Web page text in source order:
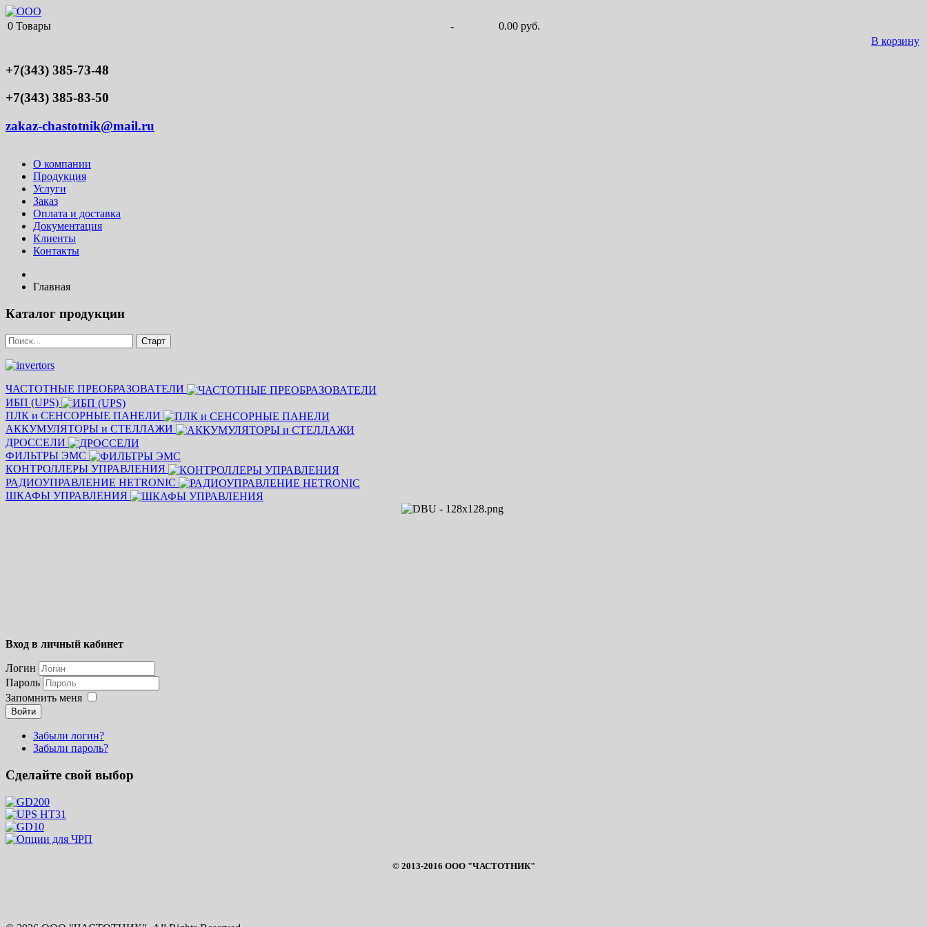
0 Товары -
0.00 руб.
В корзину
+7(343) 385-73-48
+7(343) 385-83-50
zakaz-chastotnik@mail.ru
О компании
Продукция
Услуги
Заказ
Оплата и доставка
Документация
Клиенты
Контакты
Главная
Каталог продукции
ЧАСТОТНЫЕ ПРЕОБРАЗОВАТЕЛИ
ИБП (UPS)
ПЛК и СЕНСОРНЫЕ ПАНЕЛИ
АККУМУЛЯТОРЫ и СТЕЛЛАЖИ
ДРОССЕЛИ
ФИЛЬТРЫ ЭМС
КОНТРОЛЛЕРЫ УПРАВЛЕНИЯ
РАДИОУПРАВЛЕНИЕ HETRONIC
ШКАФЫ УПРАВЛЕНИЯ
Вход в личный кабинет
Логин
Пароль
Запомнить меня
Войти
Забыли логин?
Забыли пароль?
Сделайте свой выбор
© 2013-2016 ООО "ЧАСТОТНИК"